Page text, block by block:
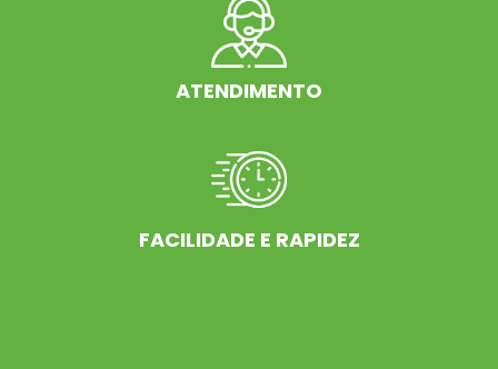
ATENDIMENTO
FACILIDADE E RAPIDEZ